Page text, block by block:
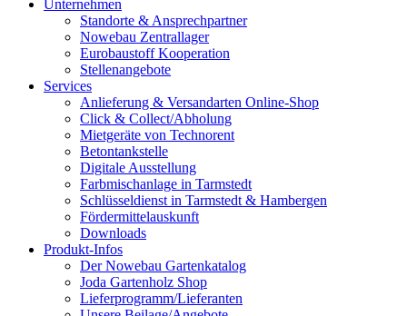
Unternehmen
Standorte & Ansprechpartner
Nowebau Zentrallager
Eurobaustoff Kooperation
Stellenangebote
Services
Anlieferung & Versandarten Online-Shop
Click & Collect/Abholung
Mietgeräte von Technorent
Betontankstelle
Digitale Ausstellung
Farbmischanlage in Tarmstedt
Schlüsseldienst in Tarmstedt & Hambergen
Fördermittelauskunft
Downloads
Produkt-Infos
Der Nowebau Gartenkatalog
Joda Gartenholz Shop
Lieferprogramm/Lieferanten